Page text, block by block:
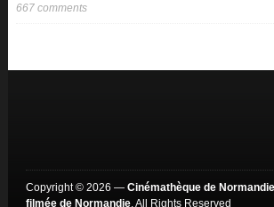
667 comments
Copyright © 2026 — Cinémathèque de
filmée de Normandie. All Rights Reserved